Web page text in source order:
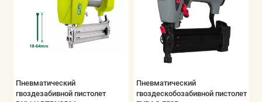
Пневматический
гвоздезабивной пистолет
Пневматический
гвоздескобозабивной пистолет